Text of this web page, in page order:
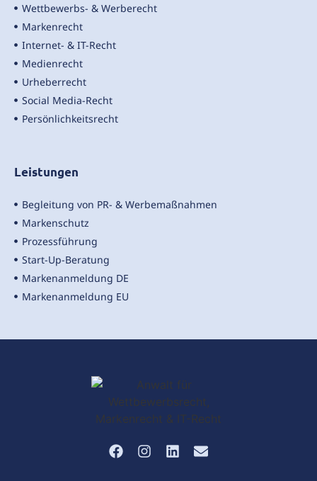
Wettbewerbs- & Werberecht
Markenrecht
Internet- & IT-Recht
Medienrecht
Urheberrecht
Social Media-Recht
Persönlichkeitsrecht
Leistungen
Begleitung von PR- & Werbemaßnahmen
Markenschutz
Prozessführung
Start-Up-Beratung
Markenanmeldung DE
Markenanmeldung EU